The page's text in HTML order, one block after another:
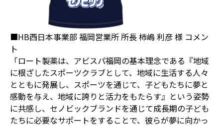
■HB西日本事業部 福岡営業所 所長 柿嶋 利彦 様 コメン
ト
「ロート製薬は、アビスパ福岡の基本理念である『地域
に根ざしたスポーツクラブとして、地域に生活する人々
とともに発展し、スポーツを通じて、子どもたちに夢と
感動を与え、地域に誇りと活力をもたらす』という姿勢
に共感し、セノビックブランドを通じて成長期の子ども
たちに必要なサポートをすることで、彼らが夢に向かっ